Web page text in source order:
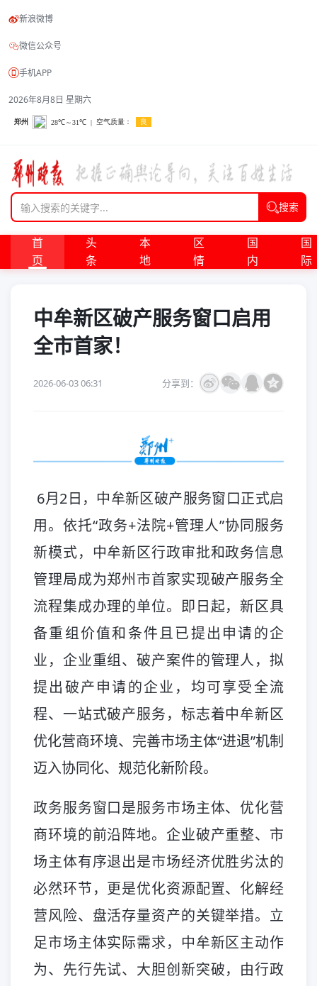
新浪微博
微信公众号
手机APP
2026年8月8日 星期六
搜索
首
页
头
条
本
地
区
情
国
内
国
际
中牟新区破产服务窗口启用
全市首家！
2026-06-03 06:31 分享到：
6月2日，中牟新区破产服务窗口正式启
用。依托“政务+法院+管理人”协同服务
新模式，中牟新区行政审批和政务信息
管理局成为郑州市首家实现破产服务全
流程集成办理的单位。即日起，新区具
备重组价值和条件且已提出申请的企
业，企业重组、破产案件的管理人，拟
提出破产申请的企业，均可享受全流
程、一站式破产服务，标志着中牟新区
优化营商环境、完善市场主体“进退”机制
迈入协同化、规范化新阶段。
政务服务窗口是服务市场主体、优化营
商环境的前沿阵地。企业破产重整、市
场主体有序退出是市场经济优胜劣汰的
必然环节，更是优化资源配置、化解经
营风险、盘活存量资产的关键举措。立
足市场主体实际需求，中牟新区主动作
为、先行先试、大胆创新突破，由行政